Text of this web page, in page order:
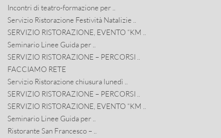
Incontri di teatro-formazione per ..
Servizio Ristorazione Festività Natalizie ..
SERVIZIO RISTORAZIONE, EVENTO “KM ..
Seminario Linee Guida per ..
SERVIZIO RISTORAZIONE – PERCORSI ..
FACCIAMO RETE
Servizio Ristorazione chiusura lunedì ..
SERVIZIO RISTORAZIONE – PERCORSI ..
SERVIZIO RISTORAZIONE, EVENTO “KM ..
Seminario Linee Guida per ..
Ristorante San Francesco – ..